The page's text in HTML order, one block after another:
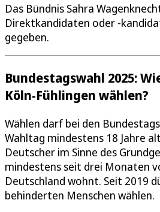
Das Bündnis Sahra
Direktkandidaten oder -
gegeben.
Bundestagswahl 2025:
Köln-Fühlingen wählen?
Wählen darf bei den
Wahltag mindestens 18 Jahre
Deutscher im Sinne des
mindestens seit drei Monaten
Deutschland wohnt. Seit 2019
behinderten Menschen wählen.